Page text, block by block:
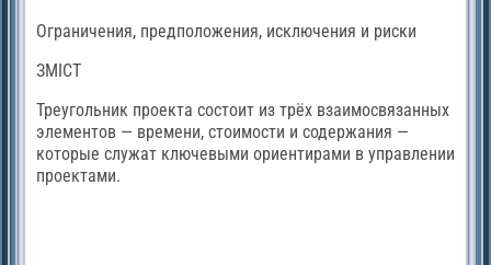
Ограничения, предположения, исключения и риски
ЗМІСТ
Треугольник проекта состоит из трёх взаимосвязанных
элементов — времени, стоимости и содержания —
которые служат ключевыми ориентирами в управлении
проектами.